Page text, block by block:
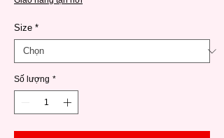
Size *
Số lượng *